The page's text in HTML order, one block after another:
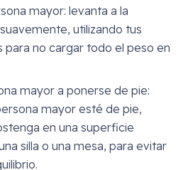
mayor: levanta a la
utilizando tus
para no cargar todo el peso en
mayor a ponerse de pie:
mayor esté de pie,
en una superficie
silla o una mesa, para evitar